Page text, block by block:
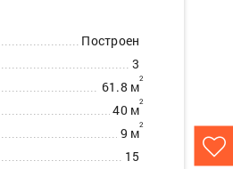
Построен
3
61.8 м2
40 м2
9 м2
15